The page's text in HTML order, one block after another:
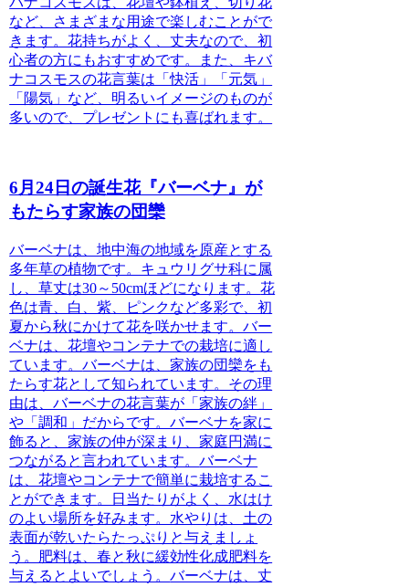
など、さまざまな用途で楽しむことがで
きます。花持ちがよく、丈夫なので、初
心者の方にもおすすめです。また、キバ
ナコスモスの花言葉は「快活」「元気」
「陽気」など、明るいイメージのものが
多いので、プレゼントにも喜ばれます。
6月24日の誕生花『バーベナ』が
もたらす家族の団欒
バーベナは、地中海の地域を原産とする
多年草の植物です。キュウリグサ科に属
し、草丈は30～50cmほどになります。花
色は青、白、紫、ピンクなど多彩で、初
夏から秋にかけて花を咲かせます。バー
ベナは、花壇やコンテナでの栽培に適し
ています。バーベナは、家族の団欒をも
たらす花として知られています。その理
由は、バーベナの花言葉が「家族の絆」
や「調和」だからです。バーベナを家に
飾ると、家族の仲が深まり、家庭円満に
つながると言われています。バーベナ
は、花壇やコンテナで簡単に栽培するこ
とができます。日当たりがよく、水はけ
のよい場所を好みます。水やりは、土の
表面が乾いたらたっぷりと与えましょ
う。肥料は、春と秋に緩効性化成肥料を
与えるとよいでしょう。バーベナは、丈